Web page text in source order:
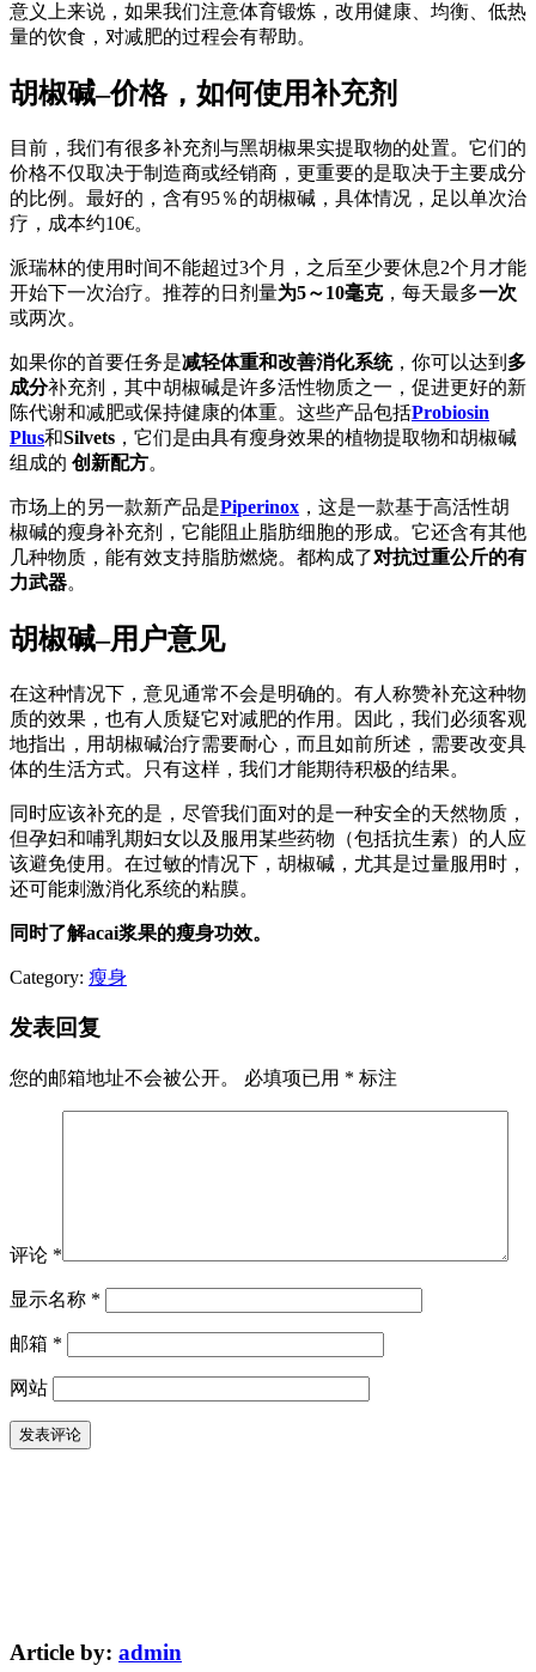
意义上来说，如果我们注意体育锻炼，改用健康、均衡、低热
量的饮食，对减肥的过程会有帮助。
胡椒碱–价格，如何使用补充剂
目前，我们有很多补充剂与黑胡椒果实提取物的处置。它们的
价格不仅取决于制造商或经销商，更重要的是取决于主要成分
的比例。最好的，含有95％的胡椒碱，具体情况，足以单次治
疗，成本约10€。
派瑞林的使用时间不能超过3个月，之后至少要休息2个月才能
开始下一次治疗。推荐的日剂量为5～10毫克，每天最多一次
或两次。
如果你的首要任务是减轻体重和改善消化系统，你可以达到 多
成分补充剂，其中胡椒碱是许多活性物质之一，促进更好的新
陈代谢和减肥或保持健康的体重。这些产品包括Probiosin
Plus和Silvets ，它们是由具有瘦身效果的植物提取物和胡椒碱
组成的 创新配方。
市场上的另一款新产品是Piperinox ，这是一款基于高活性胡
椒碱的瘦身补充剂，它能阻止脂肪细胞的形成。它还含有其他
几种物质，能有效支持脂肪燃烧。都构成了对抗过重公斤的有
力武器。
胡椒碱–用户意见
在这种情况下，意见通常不会是明确的。有人称赞补充这种物
质的效果，也有人质疑它对减肥的作用。因此，我们必须客观
地指出，用胡椒碱治疗需要耐心，而且如前所述，需要改变具
体的生活方式。只有这样，我们才能期待积极的结果。
同时应该补充的是，尽管我们面对的是一种安全的天然物质，
但孕妇和哺乳期妇女以及服用某些药物（包括抗生素）的人应
该避免使用。在过敏的情况下，胡椒碱，尤其是过量服用时，
还可能刺激消化系统的粘膜。
同时了解acai浆果的瘦身功效。
Category: 瘦身
发表回复
您的邮箱地址不会被公开。 必填项已用 * 标注
评论 *
显示名称 *
邮箱 *
网站
Article by: admin